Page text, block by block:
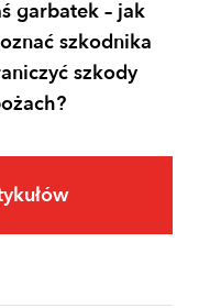
garbatek – jak
szkodnika
szkody